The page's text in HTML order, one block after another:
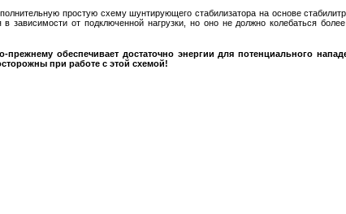
простую схему шунтирующего стабилизатора на основе
зависимости от подключенной нагрузки, но оно не должно колебаться
обеспечивает достаточно энергии для потенциального
при работе с этой схемой!